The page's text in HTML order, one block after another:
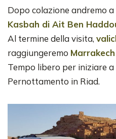
Dopo colazione andremo
Kasbah di Ait Ben
Al termine della visita,
raggiungeremo Marrakech
Tempo libero per iniziare
Pernottamento in Riad.